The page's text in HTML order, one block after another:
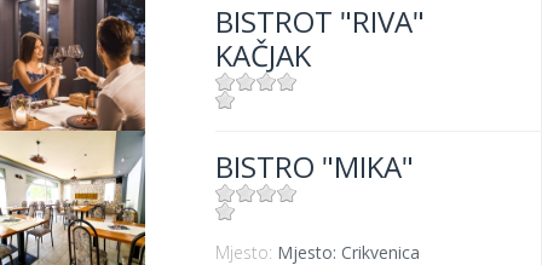
Udaljenost od mora:100 m
BISTROT "RIVA"
KAČJAK
Udaljenost od mora:10 m
BISTRO "MIKA"
Mjesto: Mjesto: Crikvenica